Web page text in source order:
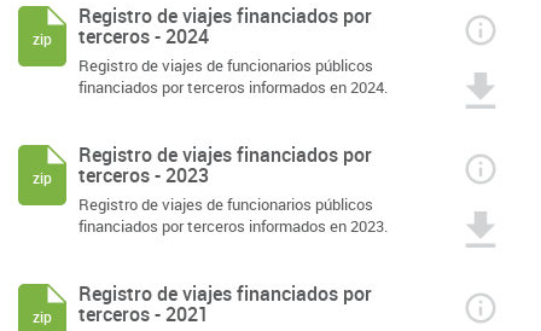
Registro de viajes financiados por
terceros - 2024
Registro de viajes de funcionarios públicos
financiados por terceros informados en 2024.
zip
Registro de viajes financiados por
terceros - 2023
Registro de viajes de funcionarios públicos
financiados por terceros informados en 2023.
zip
Registro de viajes financiados por
terceros - 2021
zip